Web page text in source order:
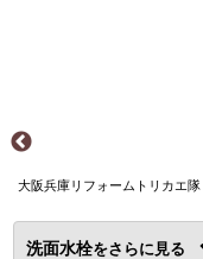
大阪兵庫リフォームトリカエ隊
洗面水栓を